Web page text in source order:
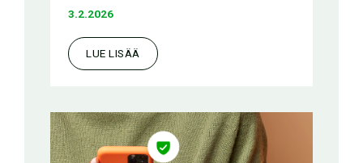
3.2.2026
LUE LISÄÄ